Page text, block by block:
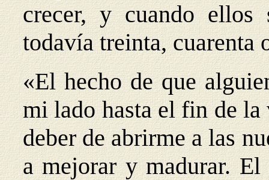
crecer, y cuando
todavía treinta, cuarenta
«El hecho de que
mi lado hasta el fin de
deber de abrirme a las
a mejorar y madurar.